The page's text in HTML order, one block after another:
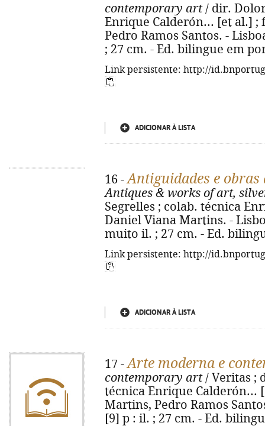
contemporary art/ dir.
Enrique Calderón... [et al.]
Pedro Ramos Santos. -
; 27 cm. - Ed. bilingue em
Link persistente: http://
ADICIONAR À LISTA
16 -Antiguidades e obras
Antiques & works of art,
Segrelles ; colab. técnica
Daniel Viana Martins. -
muito il. ; 27 cm. - Ed.
Link persistente: http://
ADICIONAR À LISTA
17 -Arte moderna e
contemporary art/ Veritas ;
técnica Enrique Calderón...
Martins, Pedro Ramos
[9] p : il. ; 27 cm. - Ed.